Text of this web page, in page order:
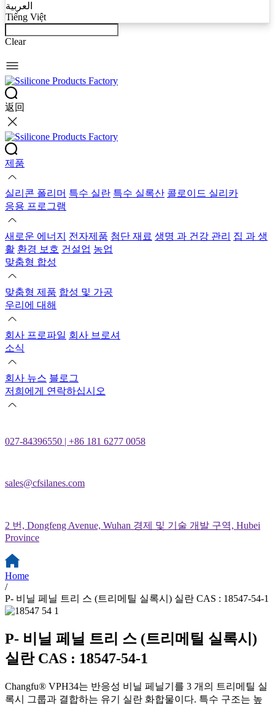
العربية
Tiếng Việt
Clear
返回
제품
실리콘 폴리머 특수 실란 특수 실록산 콜로이드 실리카
응용 프로그램
새로운 에너지 전자제품 첨단 재료 생명 과 건강 관리 집 과 생
활 환경 보호 건설업 농업
맞춤형 합성
맞춤형 제품 합성 및 가공
우리에 대해
회사 프로파일 회사 브로셔
소식
회사 뉴스 블로그
저희에게 연락하십시오
027-84396550 | +86 181 6277 0058
sales@cfsilanes.com
2 번, Dongfeng Avenue, Wuhan 경제 및 기술 개발 구역, Hubei
Province
Home
/
P- 비닐 페닐 트리 스 (트리메틸 실록시) 실란 CAS : 18547-54-1
P- 비닐 페닐 트리 스 (트리메틸 실록시)
실란 CAS : 18547-54-1
Changfu® VPH34는 반응성 비닐 페닐기를 3 개의 트리메틸 실
록시 그룹과 결합하는 유기 실란 화합물이다. 특수 구조는 높